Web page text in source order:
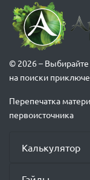
© 2026 –
на поиски
Перепечатка
первоисточника
Калькулятор